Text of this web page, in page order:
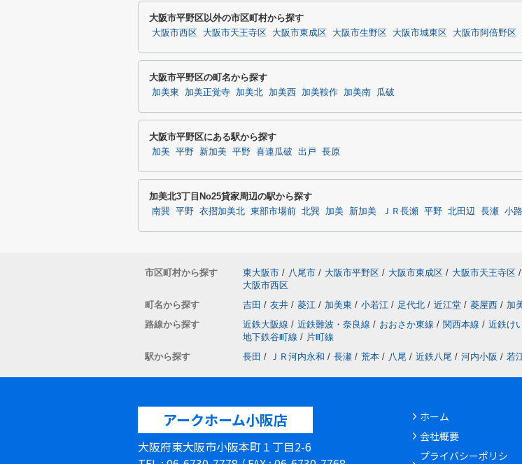
大阪市平野区以外の市区町村から探す
大阪市西区 大阪市天王寺区 大阪市東成区 大阪市生野区 大阪市城東区 大阪市阿倍野区
大阪市平野区の町名から探す
加美東 加美正覚寺 加美北 加美西 加美鞍作 加美南 瓜破
大阪市平野区にある駅から探す
加美 平野 新加美 平野 喜連瓜破 出戸 長原
加美北3丁目No25貸家周辺の駅から探す
南巽 平野 衣摺加美北 東部市場前 北巽 加美 新加美 ＪＲ長瀬 平野 北田辺 長瀬 小路
市区町村から探す 東大阪市 / 八尾市 / 大阪市平野区 / 大阪市東成区 / 大阪市天王寺区 /
大阪市西区
町名から探す
吉田 / 友井 / 菱江 / 加美東 / 小若江 / 足代北 / 近江堂 / 菱屋西 / 加
路線から探す
近鉄大阪線 / 近鉄難波・奈良線 / おおさか東線 / 関西本線 / 近鉄け
地下鉄谷町線 / 片町線
駅から探す
長田 / ＪＲ河内永和 / 長瀬 / 荒本 / 八尾 / 近鉄八尾 / 河内小阪 / 若
アークホーム小阪店
大阪府東大阪市小阪本町１丁目2-6
ホーム
会社概要
プライバシーポリシ